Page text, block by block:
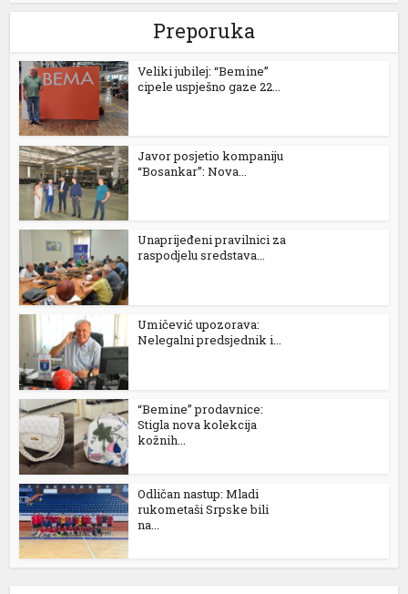
Preporuka
Veliki jubilej: “Bemine”
cipele uspješno gaze 22...
Javor posjetio kompaniju
“Bosankar”: Nova...
Unaprijeđeni pravilnici za
raspodjelu sredstava...
Umičević upozorava:
Nelegalni predsjednik i...
“Bemine” prodavnice:
Stigla nova kolekcija
kožnih...
Odličan nastup: Mladi
rukometaši Srpske bili
na...